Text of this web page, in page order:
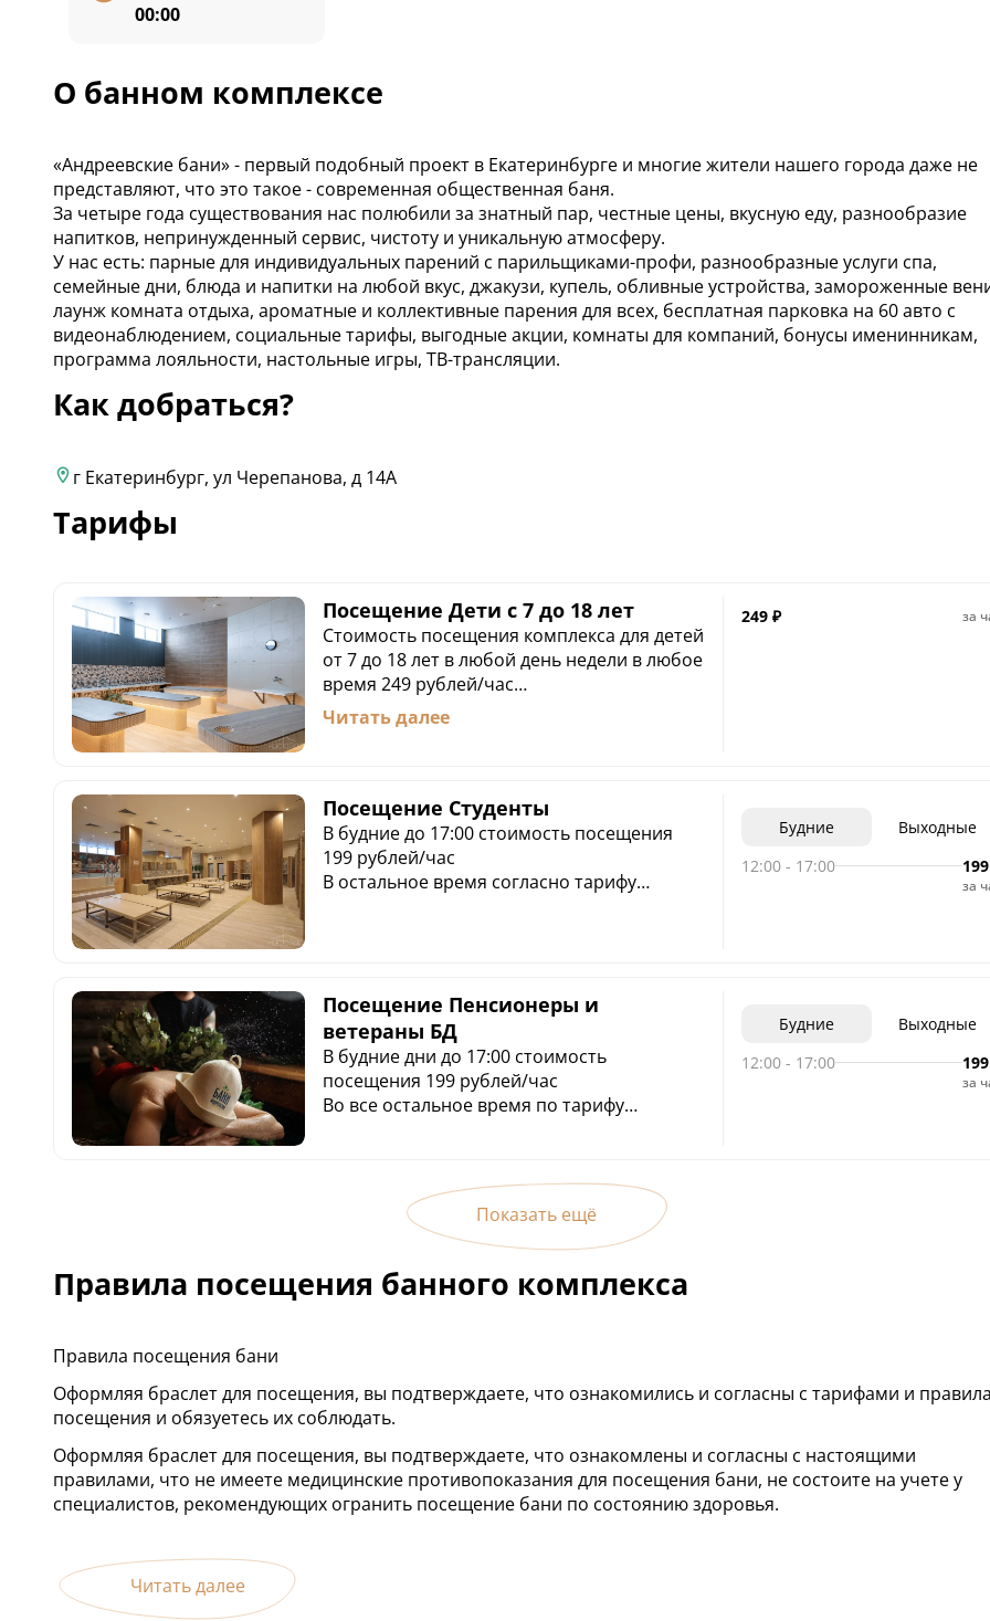
00:00
О банном комплексе
«Андреевские бани» - первый подобный проект в Екатеринбурге и многие жители нашего города даже не
представляют, что это такое - современная общественная баня.
За четыре года существования нас полюбили за знатный пар, честные цены, вкусную еду, разнообразие
напитков, непринужденный сервис, чистоту и уникальную атмосферу.
У нас есть: парные для индивидуальных парений с парильщиками-профи, разнообразные услуги спа,
семейные дни, блюда и напитки на любой вкус, джакузи, купель, обливные устройства, замороженные
лаунж комната отдыха, ароматные и коллективные парения для всех, бесплатная парковка на 60 авто с
видеонаблюдением, социальные тарифы, выгодные акции, комнаты для компаний, бонусы именинникам,
программа лояльности, настольные игры, ТВ-трансляции.
Как добраться?
г Екатеринбург, ул Черепанова, д 14А
Тарифы
Посещение Дети с 7 до 18 лет
Стоимость посещения комплекса для детей
от 7 до 18 лет в любой день недели в любое
время 249 рублей/час
Дети до 7 лет, без предоставления
дополнительного места
в семейные дни и невозможно во все
остальные
Читать далее
249 ₽ за
Посещение Студенты
В будние до 17:00 стоимость посещения
199 рублей/час
В остальное время согласно тарифу
Будние
Выходные
12:00 - 17:00 199
за
Посещение Пенсионеры и
ветераны БД
В будние дни до 17:00 стоимость
посещения 199 рублей/час
Во все остальное время по тарифу
Будние
Выходные
12:00 - 17:00 199
за
Показать ещё
Правила посещения банного комплекса
Правила посещения бани
Оформляя браслет для посещения, вы подтверждаете, что ознакомились и согласны с тарифами и
посещения и обязуетесь их соблюдать.
Оформляя браслет для посещения, вы подтверждаете, что ознакомлены и согласны с настоящими
правилами, что не имеете медицинские противопоказания для посещения бани, не состоите на учете у
специалистов, рекомендующих огранить посещение бани по состоянию здоровья.
Читать далее